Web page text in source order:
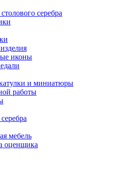
серебра
иконы
и миниатюры
работы
мебель
оценщика